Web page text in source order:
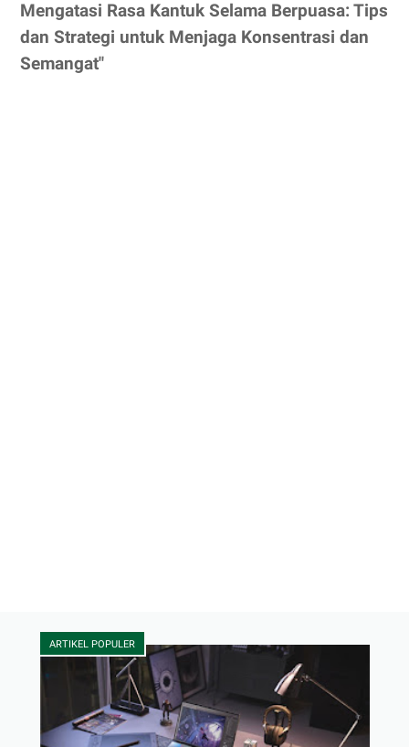
Mengatasi Rasa Kantuk Selama Berpuasa: Tips
dan Strategi untuk Menjaga Konsentrasi dan
Semangat"
ARTIKEL POPULER